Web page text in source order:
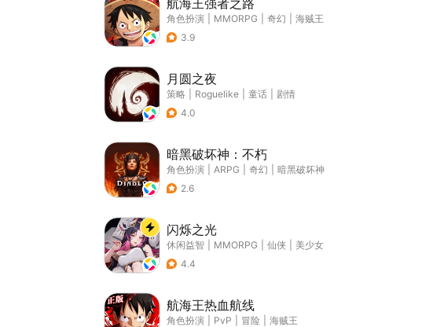
航海王强者之路
角色扮演 MMORPG 奇幻
海贼王
3.9
月圆之夜
策略 Roguelike 童话
剧情
4.0
暗黑破坏神：不朽
角色扮演 ARPG 奇幻
暗黑破坏神
2.6
闪烁之光
休闲益智 MMORPG 仙侠
美少女
4.4
航海王热血航线
角色扮演 PvP 冒险
海贼王